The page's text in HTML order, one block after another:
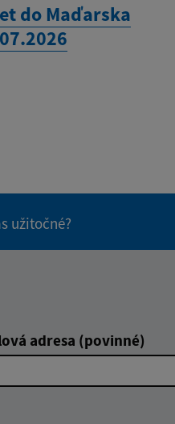
do Maďarska
užitočné?
adresa (povinné)